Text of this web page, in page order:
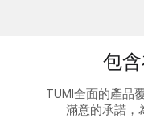
包
TUMI全面的產品
滿意的承諾，